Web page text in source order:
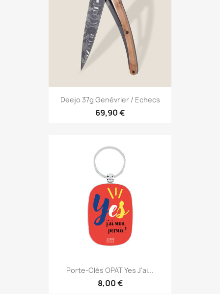
Deejo 37g Genévrier / Echecs
69,90 €
Porte-Clés OPAT Yes J'ai...
8,00 €